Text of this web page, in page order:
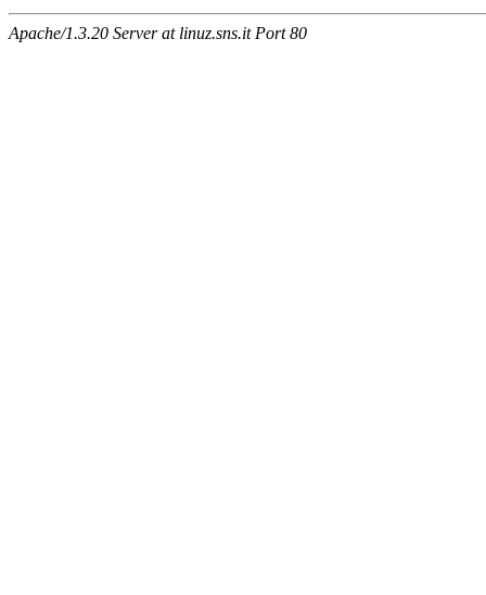
Apache/1.3.20 Server at linuz.sns.it Port 80